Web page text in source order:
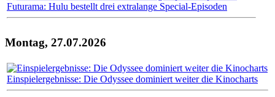
Futurama: Hulu bestellt drei extralange Special-Episoden
Montag, 27.07.2026
Einspielergebnisse: Die Odyssee dominiert weiter die Kinocharts